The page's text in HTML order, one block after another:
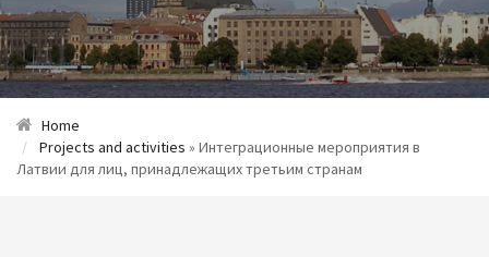
Home
Projects and activities » Интеграционные мероприятия в
Латвии для лиц, принадлежащих третьим странам